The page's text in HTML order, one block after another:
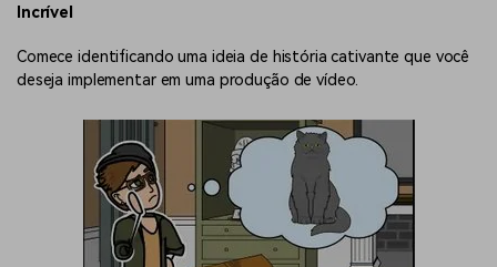
Incrível
Comece identificando uma ideia de história cativante que você
deseja implementar em uma produção de vídeo.